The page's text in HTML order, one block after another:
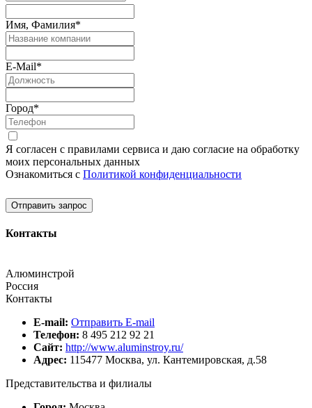
Имя, Фамилия*
E-Mail*
Город*
Я согласен с правилами сервиса и даю согласие на обработку
моих персональных данных
Ознакомиться с Политикой конфиденциальности
Отправить запрос
Контакты
Алюминстрой
Россия
Контакты
E-mail: Отправить E-mail
Телефон: 8 495 212 92 21
Сайт: http://www.aluminstroy.ru/
Адрес: 115477 Москва, ул. Кантемировская, д.58
Представительства и филиалы